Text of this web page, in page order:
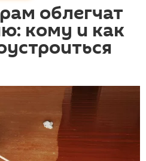
облегчат
кому и как